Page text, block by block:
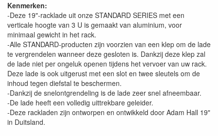
Kenmerken:
-Deze 19"-racklade uit onze STANDARD SERIES met een
verticale hoogte van 3 U is gemaakt van aluminium, voor
minimaal gewicht in het rack.
-Alle STANDARD-producten zijn voorzien van een klep om de lade
te vergrendelen wanneer deze gesloten is. Dankzij deze klep zal
de lade niet per ongeluk openen tijdens het vervoer van uw rack.
Deze lade is ook uitgerust met een slot en twee sleutels om de
inhoud tegen diefstal te beschermen.
-Dankzij de snelontgrendeling is de lade zeer snel afneembaar.
-De lade heeft een volledig uittrekbare geleider.
-Deze rackladen zijn ontworpen en ontwikkeld door Adam Hall 19"
in Duitsland.